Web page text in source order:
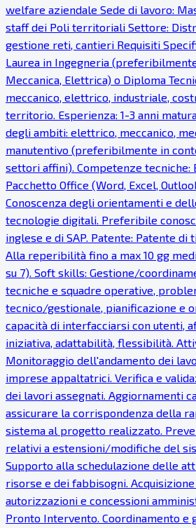
welfare aziendale Sede di lavoro:
staff dei Poli territoriali Settore:
gestione reti, cantieri Requisiti
Laurea in Ingegneria
Meccanica, Elettrica) o Diploma
meccanico, elettrico, industriale,
territorio. Esperienza: 1-3 anni
degli ambiti: elettrico, meccanico,
manutentivo (preferibilmente in
settori affini). Competenze tecniche:
Pacchetto Office (Word, Excel,
Conoscenza degli orientamenti e
tecnologie digitali. Preferibile
inglese e di SAP. Patente: Patente di
Alla reperibilità fino a max 10 gg
su 7). Soft skills: Gestione/
tecniche e squadre operative,
tecnico/gestionale, pianificazione e
capacità di interfacciarsi con utenti,
iniziativa, adattabilità, flessibilità.
Monitoraggio dell'andamento dei
imprese appaltatrici. Verifica e
dei lavori assegnati. Aggiornamenti
assicurare la corrispondenza della
sistema al progetto realizzato.
relativi a estensioni/modifiche del
Supporto alla schedulazione delle
risorse e dei fabbisogni.
autorizzazioni e concessioni
Pronto Intervento. Coordinamento e